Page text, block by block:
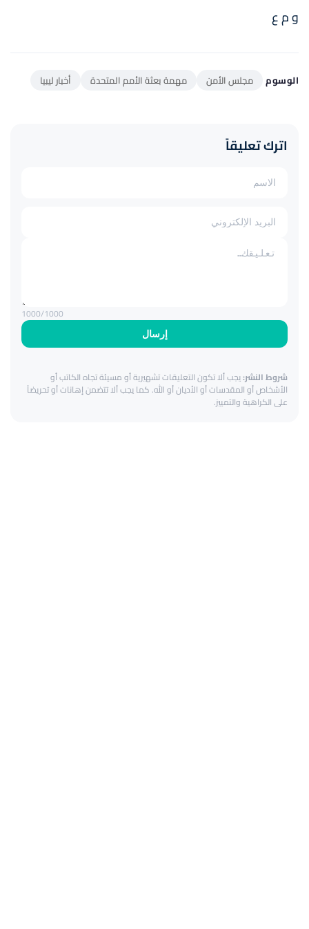
و م ع
الوسوم مجلس الأمن مهمة بعثة الأمم المتحدة أخبار ليبيا
اترك تعليقاً
إرسال
1000/1000
شروط النشر:يجب ألا تكون التعليقات تشهيرية أو مسيئة تجاه الكاتب أو
الأشخاص أو المقدسات أو الأديان أو الله. كما يجب ألا تتضمن إهانات أو تحريضاً
على الكراهية والتمييز.